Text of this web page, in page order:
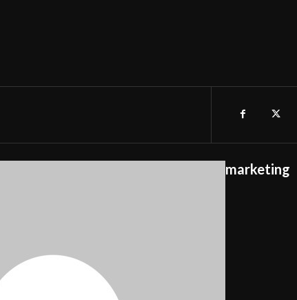
marketing